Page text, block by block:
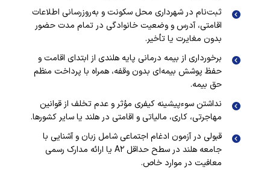
ثبت‌نام در شهرداری محل سکونت و به‌روزرسانی اطلاعات
اقامتی، آدرس و وضعیت خانوادگی در تمام مدت حضور
بدون مغایرت یا تأخیر.
برخورداری از بیمه درمانی پایه هلندی از ابتدای اقامت و
حفظ پوشش بیمه‌ای بدون وقفه، همراه با پرداخت منظم
حق بیمه.
نداشتن سوءپیشینه کیفری مؤثر و عدم تخلف از قوانین
مهاجرتی، کاری، مالیاتی و اقامتی در هلند یا سایر کشورها.
قبولی در آزمون ادغام اجتماعی شامل زبان و آشنایی با
جامعه هلند در سطح حداقل A۲ یا ارائه مدارک رسمی
معافیت در موارد خاص.